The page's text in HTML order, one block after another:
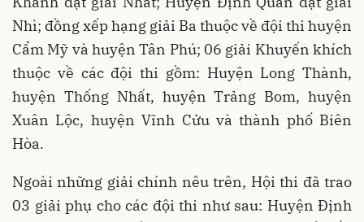
Nhì; đồng xếp hạng giải Ba thuộc về đội thi huyện
Cẩm Mỹ và huyện Tân Phú; 06 giải Khuyến khích
thuộc về các đội thi gồm: Huyện Long Thành,
huyện Thống Nhất, huyện Trảng Bom, huyện
Xuân Lộc, huyện Vĩnh Cửu và thành phố Biên
Hòa.
Ngoài những giải chính nêu trên, Hội thi đã trao
03 giải phụ cho các đội thi như sau: Huyện Định